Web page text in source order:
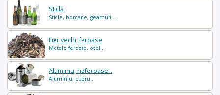
Sticlă
Sticle, borcane, geamuri...
Fier vechi, feroase
Metale feroase, otel...
Aluminiu, neferoase...
Aluminiu, cupru...